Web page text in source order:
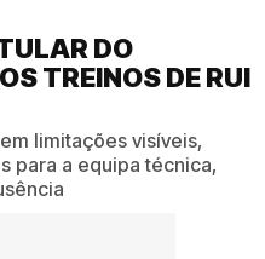
DO
TREINOS DE RUI
limitações visíveis,
para a equipa técnica,